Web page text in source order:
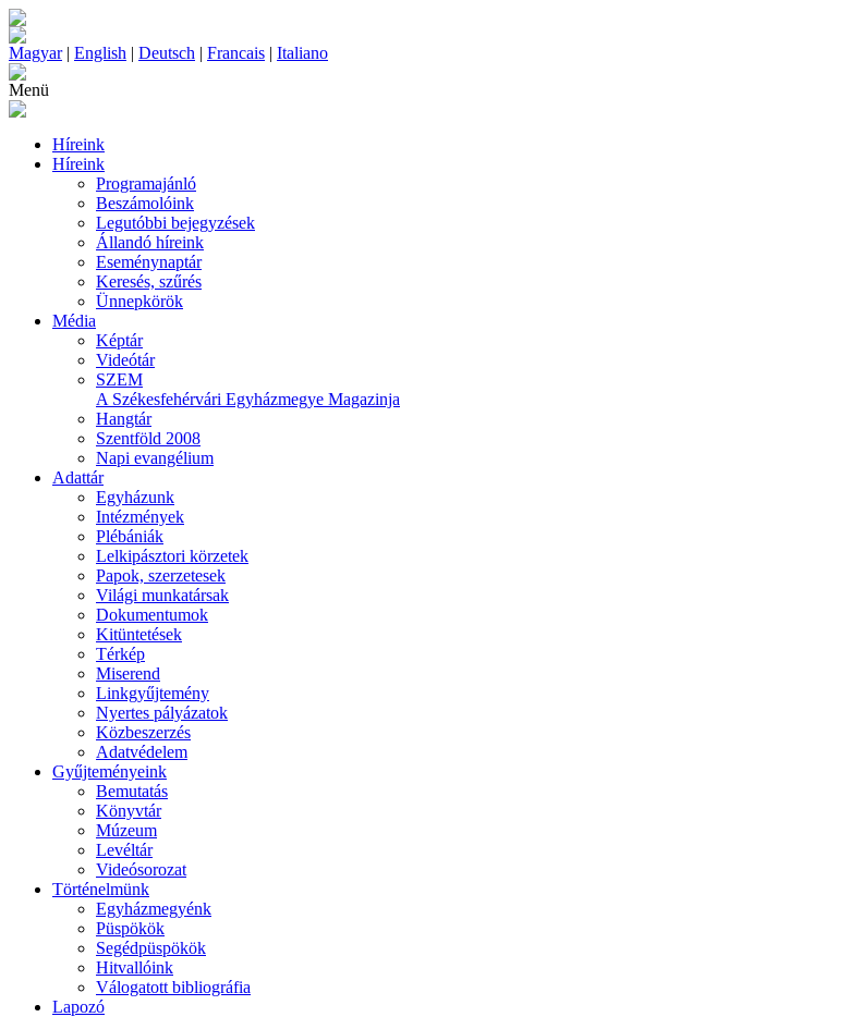
Magyar| English | Deutsch | Francais | Italiano
Menü
Híreink
Híreink
Programajánló
Beszámolóink
Legutóbbi bejegyzések
Állandó híreink
Eseménynaptár
Keresés, szűrés
Ünnepkörök
Média
Képtár
Videótár
SZEM
A Székesfehérvári Egyházmegye Magazinja
Hangtár
Szentföld 2008
Napi evangélium
Adattár
Egyházunk
Intézmények
Plébániák
Lelkipásztori körzetek
Papok, szerzetesek
Világi munkatársak
Dokumentumok
Kitüntetések
Térkép
Miserend
Linkgyűjtemény
Nyertes pályázatok
Közbeszerzés
Adatvédelem
Gyűjteményeink
Bemutatás
Könyvtár
Múzeum
Levéltár
Videósorozat
Történelmünk
Egyházmegyénk
Püspökök
Segédpüspökök
Hitvallóink
Válogatott bibliográfia
Lapozó